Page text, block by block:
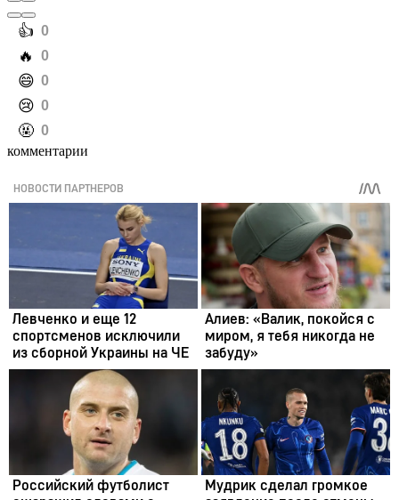
️👍 0
️🔥 0
️😄 0
️😢 0
️🤬 0
комментарии